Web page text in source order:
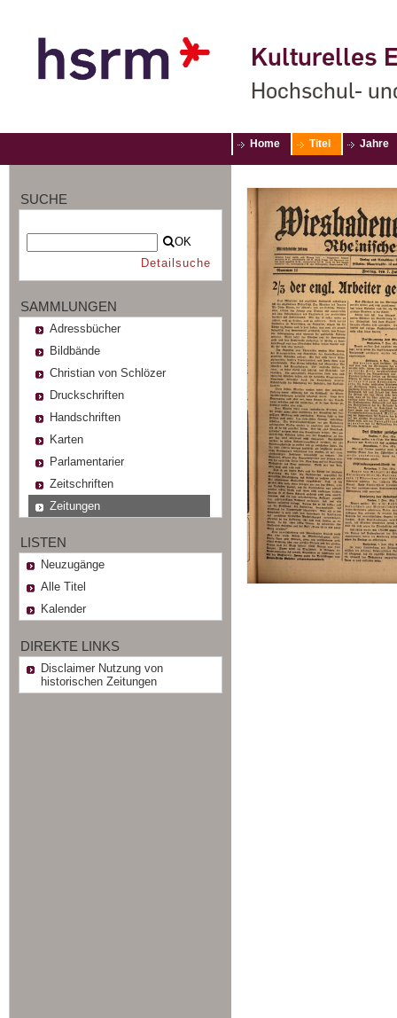
Kulturelles
Hochschul-
Home Titel Jahre
SUCHE
OK
Detailsuche
SAMMLUNGEN
Adressbücher
Bildbände
Christian von Schlözer
Druckschriften
Handschriften
Karten
Parlamentarier
Zeitschriften
Zeitungen
LISTEN
Neuzugänge
Alle Titel
Kalender
DIREKTE LINKS
Disclaimer Nutzung von
historischen Zeitungen